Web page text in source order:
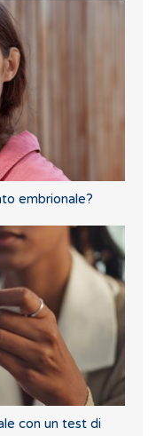
embrionale?
con un test di